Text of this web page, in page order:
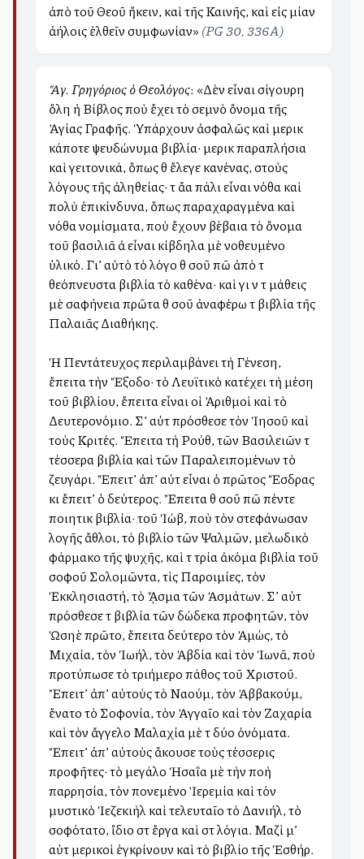
ἀπὸ τοῦ Θεοῦ ἥκειν, καὶ τῆς Καινῆς, καὶ εἰς μίαν
ἀλλήλοις ἐλθεῖν συμφωνίαν» (PG 30, 336A)
Ἅγ. Γρηγόριος ὁ Θεολόγος: «Δὲν εἶναι σίγουρη
ὅλη ἡ Βίβλος ποὺ ἔχει τὸ σεμνὸ ὄνομα τῆς
Ἁγίας Γραφῆς. Ὑπάρχουν ἀσφαλῶς καὶ μερικὰ
κάποτε ψευδώνυμα βιβλία· μερικὰ παραπλήσια
καὶ γειτονικά, ὅπως θὰ ἔλεγε κανένας, στοὺς
λόγους τῆς ἀληθείας· τὰ ἄλλα πάλι εἶναι νόθα καὶ
πολὺ ἐπικίνδυνα, ὅπως παραχαραγμένα καὶ
νόθα νομίσματα, ποὺ ἔχουν βέβαια τὸ ὄνομα
τοῦ βασιλιᾶ ἀλλὰ εἶναι κίβδηλα μὲ νοθευμένο
ὑλικό. Γι’ αὐτὸ τὸ λόγο θὰ σοῦ πῶ ἀπὸ τὰ
θεόπνευστα βιβλία τὸ καθένα· καὶ γιὰ νὰ τὰ μάθεις
μὲ σαφήνεια πρῶτα θὰ σοῦ ἀναφέρω τὰ βιβλία τῆς
Παλαιᾶς Διαθήκης.
Ἡ Πεντάτευχος περιλαμβάνει τὴ Γένεση,
ἔπειτα τὴν Ἔξοδο· τὸ Λευϊτικὸ κατέχει τὴ μέση
τοῦ βιβλίου, ἔπειτα εἶναι οἱ Ἀριθμοὶ καὶ τὸ
Δευτερονόμιο. Σ’ αὐτὰ πρόσθεσε τὸν Ἰησοῦ καὶ
τοὺς Κριτές. Ἔπειτα τὴ Ρούθ, τῶν Βασιλειῶν τὰ
τέσσερα βιβλία καὶ τῶν Παραλειπομένων τὸ
ζευγάρι. Ἔπειτ’ ἀπ’ αὐτὰ εἶναι ὁ πρῶτος Ἔσδρας
κι ἔπειτ’ ὁ δεύτερος. Ἔπειτα θὰ σοῦ πῶ πέντε
ποιητικὰ βιβλία· τοῦ Ἰώβ, ποὺ τὸν στεφάνωσαν
λογῆς ἄθλοι, τὸ βιβλίο τῶν Ψαλμῶν, μελωδικὸ
φάρμακο τῆς ψυχῆς, καὶ τὰ τρία ἀκόμα βιβλία τοῦ
σοφοῦ Σολομῶντα, τὶς Παροιμίες, τὸν
Ἐκκλησιαστή, τὸ ᾎσμα τῶν Ἀσμάτων. Σ’ αὐτὰ
πρόσθεσε τὰ βιβλία τῶν δώδεκα προφητῶν, τὸν
Ὡσηὲ πρῶτο, ἔπειτα δεύτερο τὸν Ἀμώς, τὸ
Μιχαία, τὸν Ἰωήλ, τὸν Ἀβδία καὶ τὸν Ἰωνᾶ, ποὺ
προτύπωσε τὸ τριήμερο πάθος τοῦ Χριστοῦ.
Ἔπειτ’ ἀπ’ αὐτοὺς τὸ Ναούμ, τὸν Ἀββακούμ,
ἔνατο τὸ Σοφονία, τὸν Ἀγγαῖο καὶ τὸν Ζαχαρία
καὶ τὸν ἄγγελο Μαλαχία μὲ τὰ δύο ὀνόματα.
Ἔπειτ’ ἀπ’ αὐτοὺς ἄκουσε τοὺς τέσσερις
προφῆτες· τὸ μεγάλο Ἠσαΐα μὲ τὴν πολλὴ
παρρησία, τὸν πονεμένο Ἱερεμία καὶ τὸν
μυστικὸ Ἰεζεκιὴλ καὶ τελευταῖο τὸ Δανιήλ, τὸ
σοφότατο, ἴδιο στὰ ἔργα καὶ στὰ λόγια. Μαζὶ μ’
αὐτὰ μερικοὶ ἐγκρίνουν καὶ τὸ βιβλίο τῆς Ἐσθήρ.